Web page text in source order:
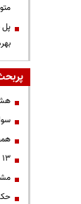
13 توصیه آسان برای رفع بوی بد دهان